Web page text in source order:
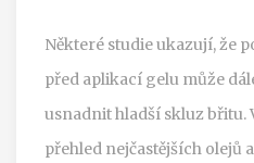
Některé studie ukazují, že
před aplikací gelu může
usnadnit hladší skluz břitu.
přehled nejčastějších olejů